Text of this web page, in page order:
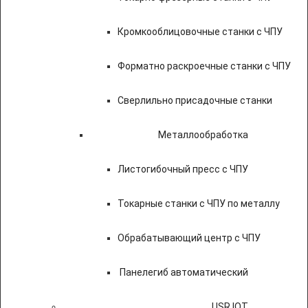
Кромкооблицовочные станки с ЧПУ
Форматно раскроечные станки с ЧПУ
Сверлильно присадочные станки
Металлообработка
Листогибочный пресс с ЧПУ
Токарные станки с ЧПУ по металлу
Обрабатывающий центр с ЧПУ
Панелегиб автоматический